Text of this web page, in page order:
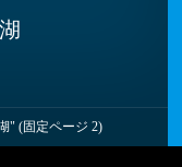
" (固定ページ 2)